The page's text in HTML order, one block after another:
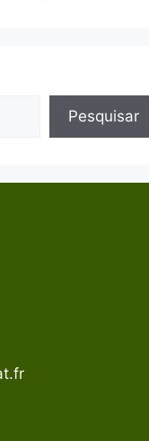
Pesquisar